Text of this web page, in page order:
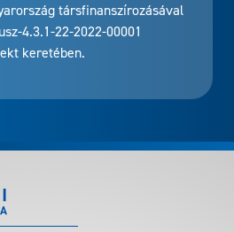
társfinanszírozásával
4.3.1-22-2022-00001
keretében.